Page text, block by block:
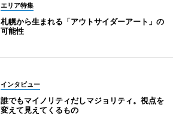
エリア特集
札幌から生まれる「アウトサイダーアート」の
可能性
インタビュー
誰でもマイノリティだしマジョリティ。視点を
変えて見えてくるもの